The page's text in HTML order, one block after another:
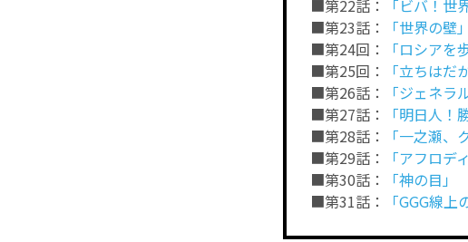
■第22話：
「ビバ！世
■第23話：
「世界の壁」
■第24回：
「ロシアを
■第25回：
「立ちはだ
■第26話：
「ジェネラ
■第27話：
「明日人！
■第28話：
「一之瀬、
■第29話：
「アフロデ
■第30話：
「神の目」
■第31話：
「GGG線上